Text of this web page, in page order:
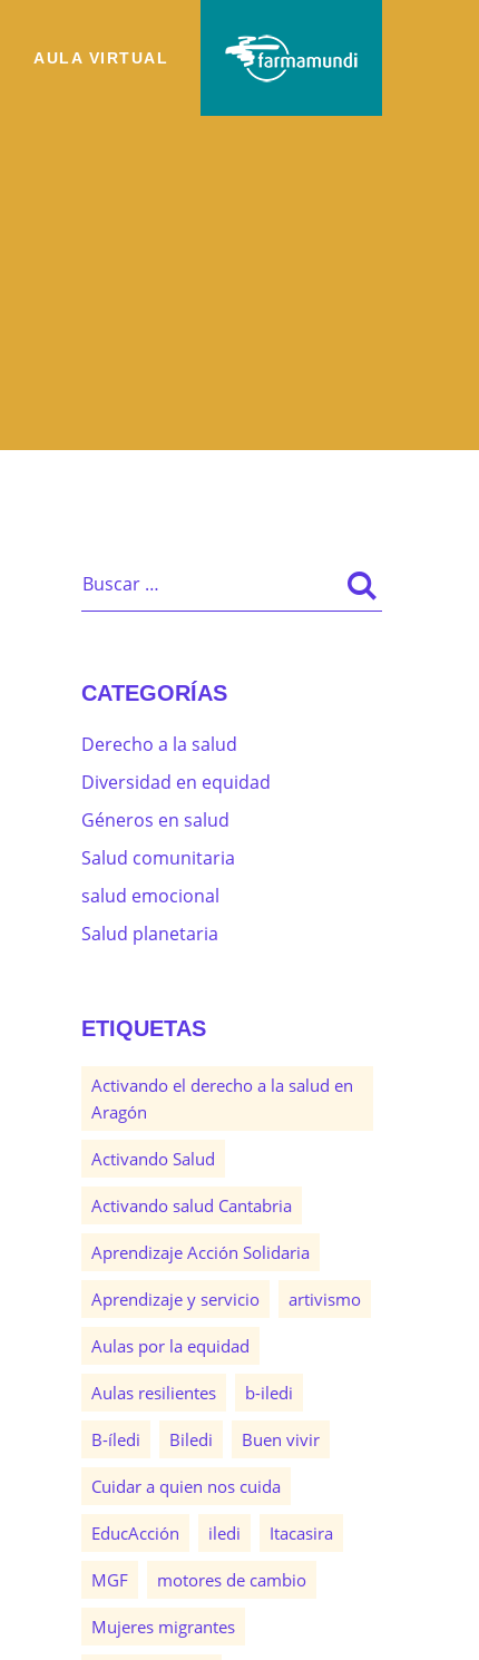
AULA VIRTUAL
CATEGORÍAS
Derecho a la salud
Diversidad en equidad
Géneros en salud
Salud comunitaria
salud emocional
Salud planetaria
ETIQUETAS
Activando el derecho a la salud en
Aragón
Activando Salud
Activando salud Cantabria
Aprendizaje Acción Solidaria
Aprendizaje y servicio artivismo
Aulas por la equidad
Aulas resilientes b-iledi
B-íledi Biledi Buen vivir
Cuidar a quien nos cuida
EducAcción iledi Itacasira
MGF motores de cambio
Mujeres migrantes